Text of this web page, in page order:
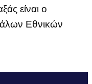
είναι ο
Εθνικών